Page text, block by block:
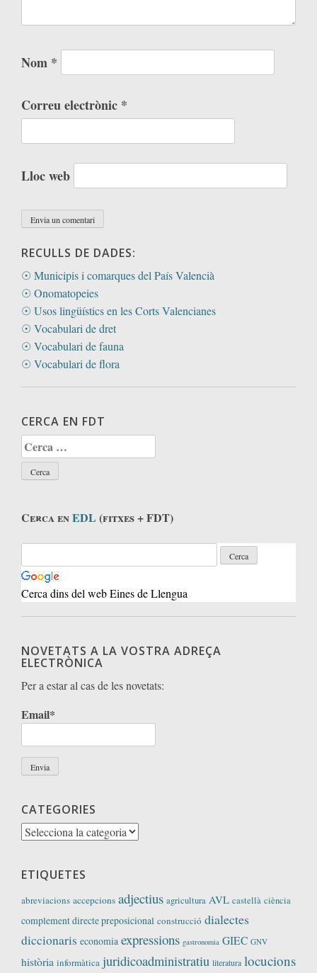
Nom *
Correu electrònic *
Lloc web
RECULLS DE DADES:
☉ Municipis i comarques del País Valencià
☉ Onomatopeies
☉ Usos lingüístics en les Corts Valencianes
☉ Vocabulari de dret
☉ Vocabulari de fauna
☉ Vocabulari de flora
CERCA EN FDT
Cerca:
Cerca enEDL (fitxes + FDT)
Cerca dins del web Eines de Llengua
NOVETATS A LA VOSTRA ADREÇA
ELECTRÒNICA
Per a estar al cas de les novetats:
Email*
CATEGORIES
Categories
ETIQUETES
abreviacions accepcions adjectius agricultura AVL castellà ciència
complement directe preposicional construcció dialectes
diccionaris economia expressions gastronomia GIEC GNV
història informàtica juridicoadministratiu literatura locucions